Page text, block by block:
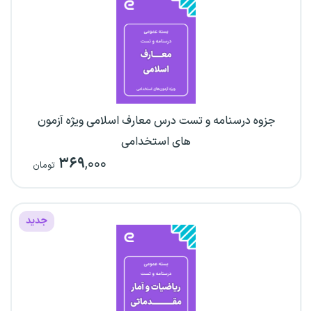
جزوه درسنامه و تست درس معارف اسلامی ویژه آزمون
های استخدامی
۳۶۹,۰۰۰ تومان
جدید